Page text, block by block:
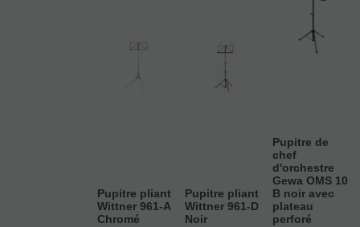
Pupitre pliant
Wittner 961-A
Chromé
Pupitre pliant
Wittner 961-D
Noir
Pupitre de
chef
d'orchestre
Gewa OMS 10
B noir avec
plateau
perforé